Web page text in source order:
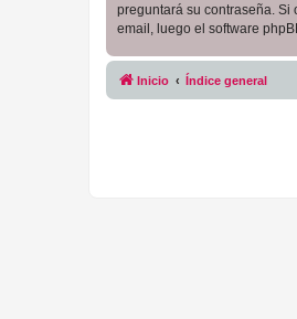
preguntará su contraseña. Si
email, luego el software
Inicio Índice general